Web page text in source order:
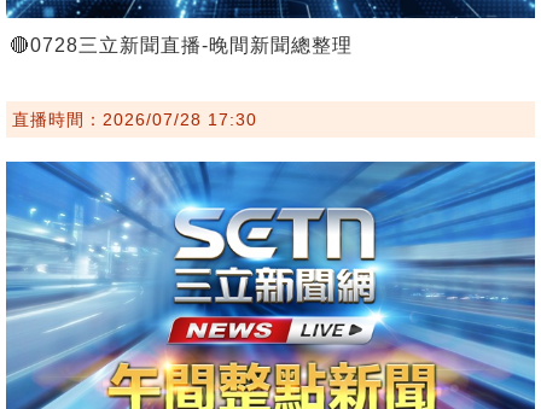
🔴0728三立新聞直播-晚間新聞總整理
直播時間：2026/07/28 17:30